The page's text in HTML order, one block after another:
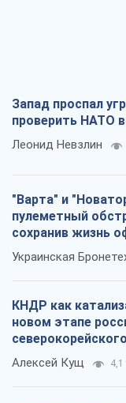
Запад проспал
проверить НАТО
Леонид Невзлин
"Варта" и
пулеметный
сохранив жизнь
Украинская
КНДР как
новом этапе
Алексей Кущ 4,1